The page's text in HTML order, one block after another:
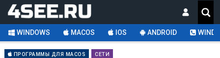
WINDOWS MACOS IOS ANDROID
ПРОГРАММЫ ДЛЯ MACOS СЕТИ